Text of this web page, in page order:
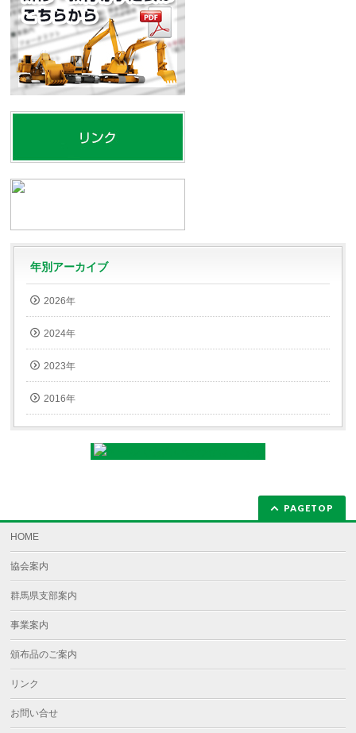
年別アーカイブ
2026年
2024年
2023年
2016年
PAGETOP
HOME
協会案内
群馬県支部案内
事業案内
頒布品のご案内
リンク
お問い合せ